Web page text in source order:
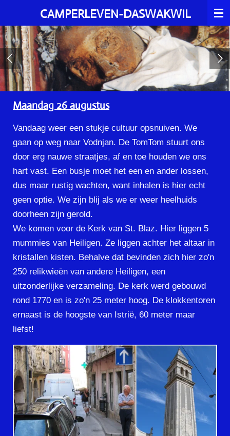
direct
naar
de
hoofdinhoud
CAMPERLEVEN-DASWAKWIL
Maandag 26 augustus
Vandaag weer een stukje cultuur opsnuiven. We
gaan op weg naar Vodnjan. De TomTom stuurt ons
door erg nauwe straatjes, af en toe houden we ons
hart vast. Een busje moet het een en ander lossen,
dus maar rustig wachten, want inhalen is hier echt
geen optie. We zijn blij als we er weer heelhuids
doorheen zijn gerold.
We komen voor de Kerk van St. Blaz. Hier liggen 5
mummies van Heiligen. Ze liggen achter het altaar in
kristallen kisten. Behalve dat bevinden zich hier zo'n
250 relikwieën van andere Heiligen, een
uitzonderlijke verzameling. De kerk werd gebouwd
rond 1770 en is zo'n 25 meter hoog. De klokkentoren
ernaast is de hoogste van Istrië, 60 meter maar
liefst!